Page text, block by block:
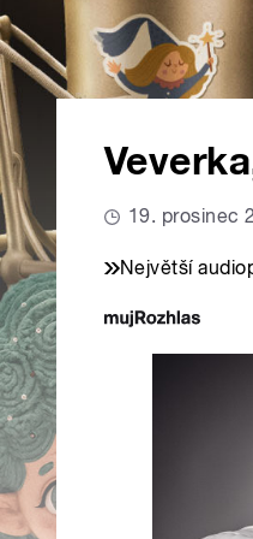
19. prosinec
Největší